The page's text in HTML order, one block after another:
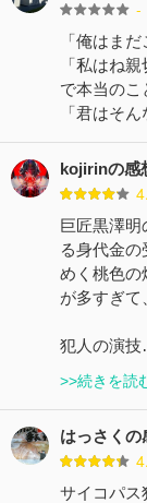
-
「俺はま
「私はね
で本当のこ
「君はそ
kojirinの感
巨匠黒澤明
る身代金
めく桃色の
が多すぎて
犯人の演
>>続きを読
はっさくの
サイコパス